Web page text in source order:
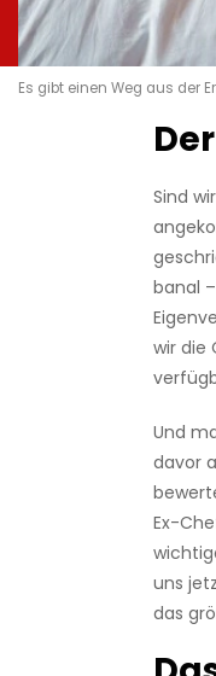
Es gibt einen Weg aus der
Sind
banal
wir die
Und
davor
Ex-
uns
das